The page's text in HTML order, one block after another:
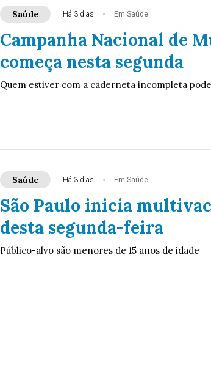
Saúde Há 3 dias Em Saúde
Campanha Nacional de
começa nesta segunda
Quem estiver com a caderneta incompleta
Saúde Há 3 dias Em Saúde
São Paulo inicia
desta segunda-feira
Público-alvo são menores de 15 anos de idade